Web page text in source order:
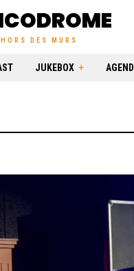
DES MURS
JUKEBOX